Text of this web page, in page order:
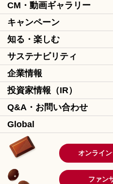
CM・動画ギャラリー
キャンペーン
知る・楽しむ
サステナビリティ
企業情報
投資家情報（IR）
Q&A・お問い合わせ
Global
オンライ
ファン